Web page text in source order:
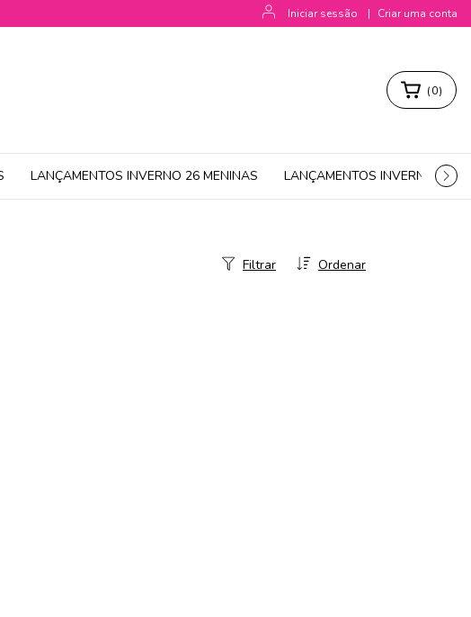
Iniciar sessão | Criar uma conta
(0)
LANÇAMENTOS INVERNO 26 MENINAS LANÇAMENTOS INVERNO 26
Ordenar
Filtrar